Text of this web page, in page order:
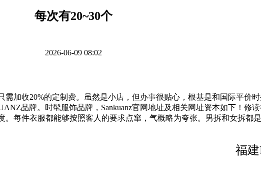
每次有20~30个
2026-06-09 08:02
加收20%的定制费。虽然是小店，但办事很贴心，根基是和国际平价
品牌。时髦服饰品牌，Sankuanz官网地址及相关网址资本如下！修
每件衣服都能够按照客人的要求点窜，气概略为夸张。男拆和女拆都
福